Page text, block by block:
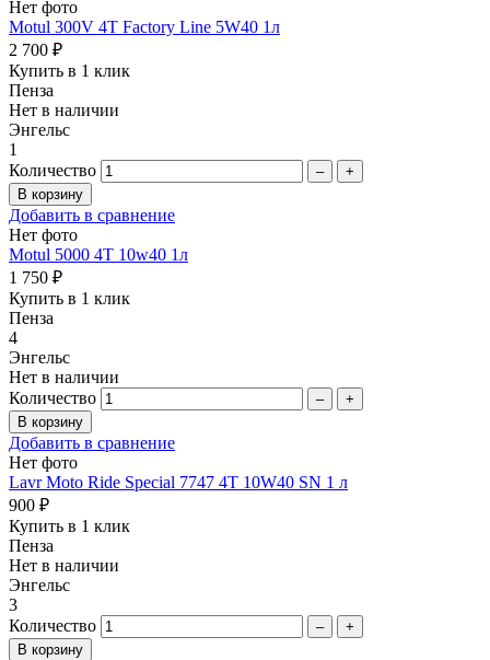
Нет фото
Motul 300V 4T Factory Line 5W40 1л
2 700 ₽
Купить в 1 клик
Пенза
Нет в наличии
Энгельс
1
Количество
– +
Добавить в сравнение
Нет фото
Motul 5000 4T 10w40 1л
1 750 ₽
Купить в 1 клик
Пенза
4
Энгельс
Нет в наличии
Количество
– +
Добавить в сравнение
Нет фото
Lavr Moto Ride Special 7747 4Т 10W40 SN 1 л
900 ₽
Купить в 1 клик
Пенза
Нет в наличии
Энгельс
3
Количество
– +